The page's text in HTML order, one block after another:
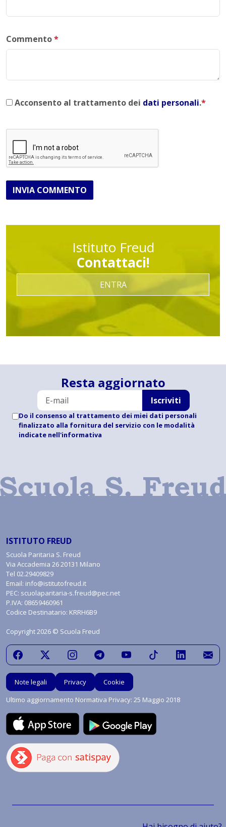
Commento*
Acconsento al trattamento dei dati personali.*
INVIA COMMENTO
Istituto Freud
Contattaci!
ENTRA
Resta aggiornato
Iscriviti
Do il consenso al trattamento dei miei dati personali
finalizzato alla fornitura del servizio con le modalità
indicate nell'informativa
ISTITUTO FREUD
Scuola Paritaria S. Freud
Via Accademia 26 20131 Milano
Tel 02.29409829
Email: info@istitutofreud.it
PEC: scuolaparitaria-s.freud@pec.net
P.IVA: 08659460961
Codice Destinatario: KRRH6B9
Copyright 2026 © Scuola Freud
Note legali Privacy
Cookie
Ultimo aggiornamento Normativa Privacy: 25 Maggio 2018